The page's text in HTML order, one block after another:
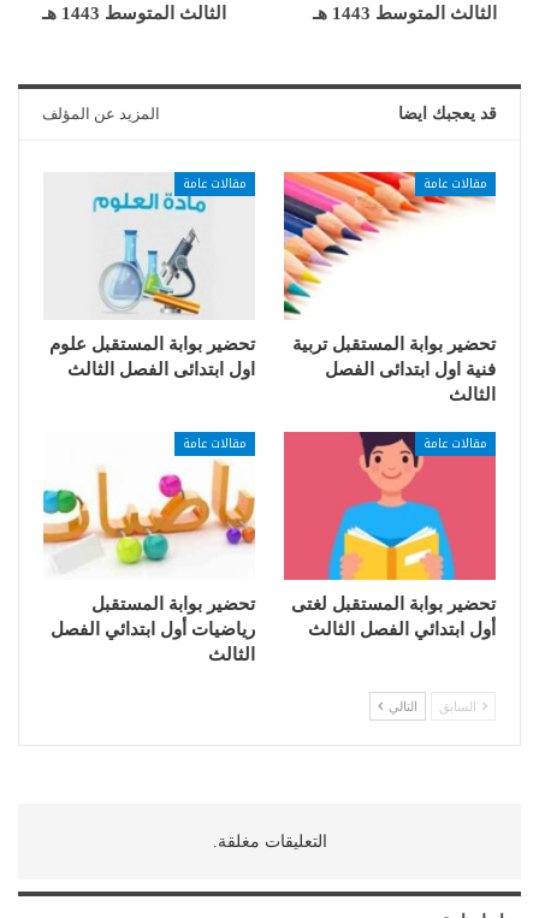
الثالث المتوسط 1443 هـ
الثالث المتوسط 1443 هـ
قد يعجبك ايضا المزيد عن المؤلف
مقالات عامة
تحضير بوابة المستقبل تربية
فنية اول ابتدائى الفصل
الثالث
مقالات عامة
تحضير بوابة المستقبل علوم
اول ابتدائى الفصل الثالث
مقالات عامة
تحضير بوابة المستقبل لغتى
أول ابتدائي الفصل الثالث
مقالات عامة
تحضير بوابة المستقبل
رياضيات أول ابتدائي الفصل
الثالث
السابق التالي
التعليقات مغلقة.